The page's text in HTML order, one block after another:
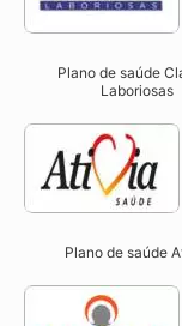
Plano de saúde
Laboriosas
Plano de saúde